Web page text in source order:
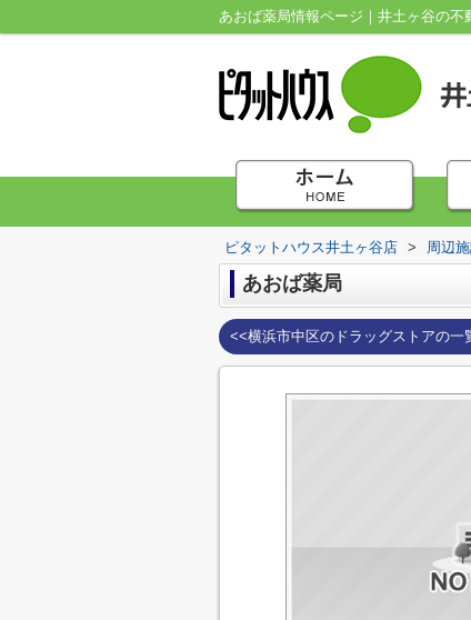
あおば薬局情報ページ｜井土ヶ谷の
ピタットハウス井土ヶ谷店 > 周辺
あおば薬局
<<横浜市中区のドラッグストアの一